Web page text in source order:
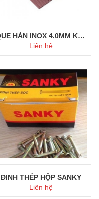
Mua ngay
QUE HÀN INOX 4.0MM KIM TÍN
Liên hệ
ĐINH THÉP HỘP SANKY
Liên hệ